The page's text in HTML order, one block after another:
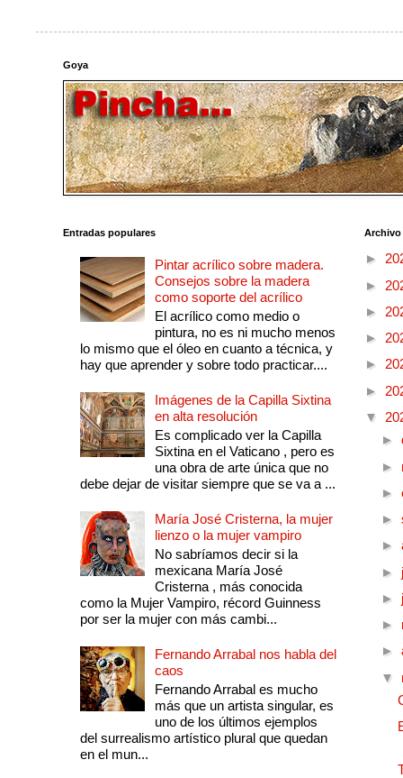
Goya
Entradas populares
Pintar acrílico sobre madera.
Consejos sobre la madera
como soporte del acrílico
El acrílico como medio o
pintura, no es ni mucho menos
lo mismo que el óleo en cuanto a técnica, y
hay que aprender y sobre todo practicar....
Imágenes de la Capilla Sixtina
en alta resolución
Es complicado ver la Capilla
Sixtina en el Vaticano , pero es
una obra de arte única que no
debe dejar de visitar siempre que se va a ...
María José Cristerna, la mujer
lienzo o la mujer vampiro
No sabríamos decir si la
mexicana María José
Cristerna , más conocida
como la Mujer Vampiro, récord Guinness
por ser la mujer con más cambi...
Fernando Arrabal nos habla del
caos
Fernando Arrabal es mucho
más que un artista singular, es
uno de los últimos ejemplos
del surrealismo artístico plural que quedan
en el mun...
►
►
►
►
►
►
▼
►
►
►
►
►
►
►
►
►
▼